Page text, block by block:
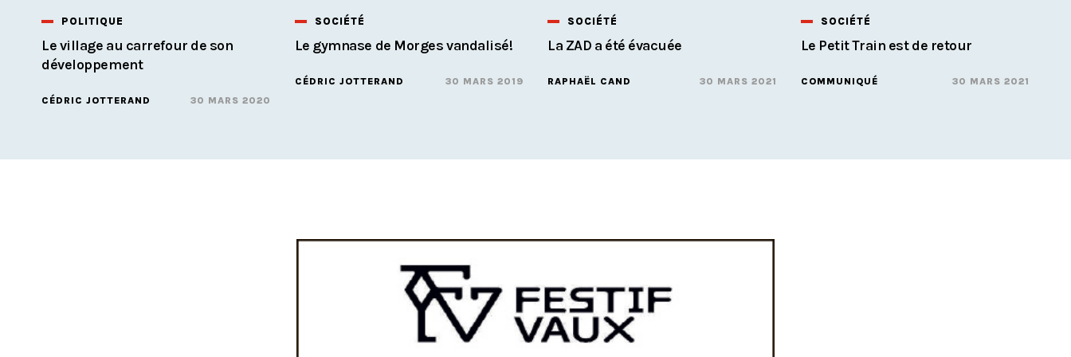
POLITIQUE
Le village au carrefour de son
développement
CÉDRIC JOTTERAND 30 MARS 2020
SOCIÉTÉ
Le gymnase de Morges vandalisé!
CÉDRIC JOTTERAND 30 MARS 2019
SOCIÉTÉ
La ZAD a été évacuée
RAPHAËL CAND 30 MARS 2021
SOCIÉTÉ
Le Petit Train est de retour
COMMUNIQUÉ 30 MARS 2021